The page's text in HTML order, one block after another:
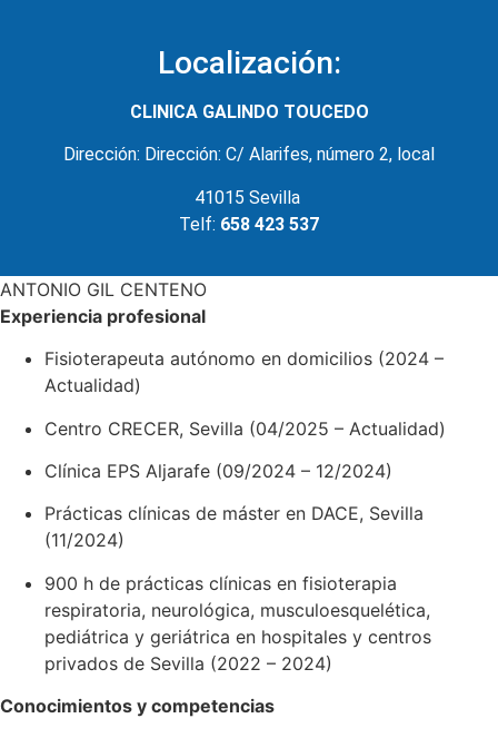
Localización:
CLINICA GALINDO TOUCEDO
Dirección: Dirección: C/ Alarifes, número 2, local
41015 Sevilla
Telf: 658 423 537
ANTONIO GIL CENTENO
Experiencia profesional
Fisioterapeuta autónomo en domicilios (2024 –
Actualidad)
Centro CRECER, Sevilla (04/2025 – Actualidad)
Clínica EPS Aljarafe (09/2024 – 12/2024)
Prácticas clínicas de máster en DACE, Sevilla
(11/2024)
900 h de prácticas clínicas en fisioterapia
respiratoria, neurológica, musculoesquelética,
pediátrica y geriátrica en hospitales y centros
privados de Sevilla (2022 – 2024)
Conocimientos y competencias